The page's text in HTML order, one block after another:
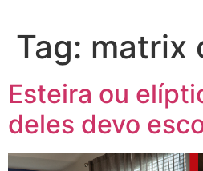
Tag: matrix
Esteira ou
deles devo